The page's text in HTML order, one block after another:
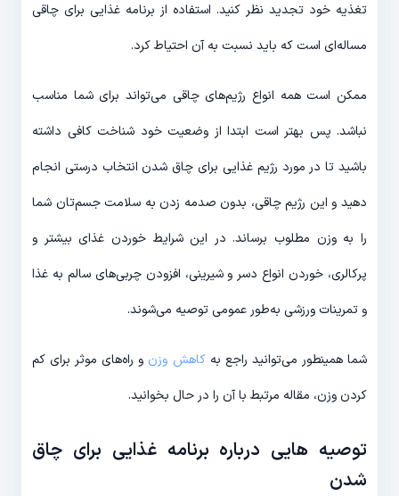
تغذیه خود تجدید نظر کنید. استفاده از برنامه غذایی برای چاقی
مساله‌ای است که باید نسبت به آن احتیاط کرد.
ممکن است همه انواع رژیم‌های چاقی می‌تواند برای شما مناسب
نباشد. پس بهتر است ابتدا از وضعیت خود شناخت کافی داشته
باشید تا در مورد رژیم غذایی برای چاق شدن انتخاب درستی انجام
دهید و این رژیم چاقی، بدون صدمه زدن به سلامت جسم‌تان شما
را به وزن مطلوب برساند. در این شرایط خوردن غذای بیشتر و
پرکالری، خوردن انواع دسر و شیرینی، افزودن چربی‌های سالم به غذا
و تمرینات ورزشی به‌طور عمومی توصیه می‌شوند.
شما همینطور می‌توانید راجع بهکاهش وزن و راه‌های موثر برای کم
کردن وزن، مقاله مرتبط با آن را در حال بخوانید.
توصیه هایی درباره برنامه غذایی برای چاق
شدن